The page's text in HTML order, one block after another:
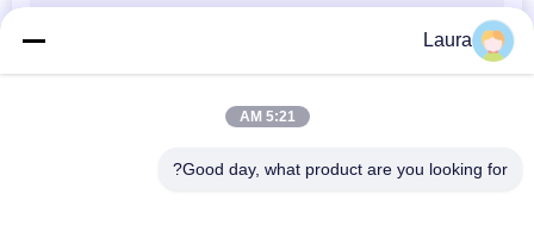
Laura
5:21 AM
Good day, what product are you looking for?